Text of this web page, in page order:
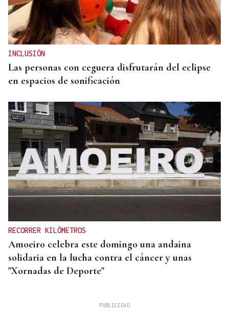
INCLUSIÓN
Las personas con ceguera disfrutarán del eclipse
en espacios de sonificación
RECORRER KILÓMETROS
Amoeiro celebra este domingo una andaina
solidaria en la lucha contra el cáncer y unas
"Xornadas de Deporte"